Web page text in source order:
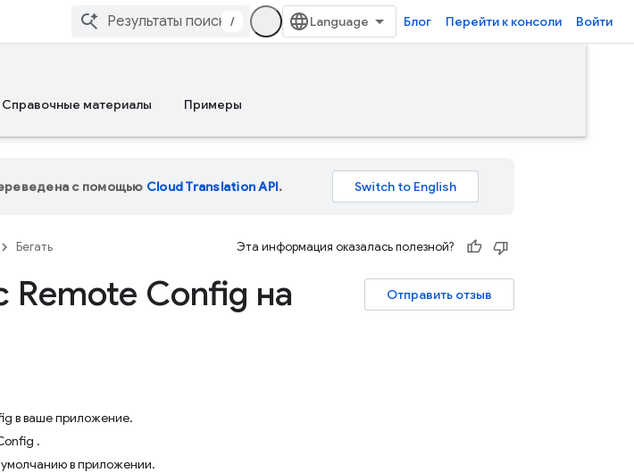
/ Блог Перейти к консоли Войти
Справочные материалы Примеры
с помощью Cloud Translation API.
Бегать Эта информация оказалась полезной?
Отправить отзыв
Remote Config на
в ваше приложение.
.
умолчанию в приложении.